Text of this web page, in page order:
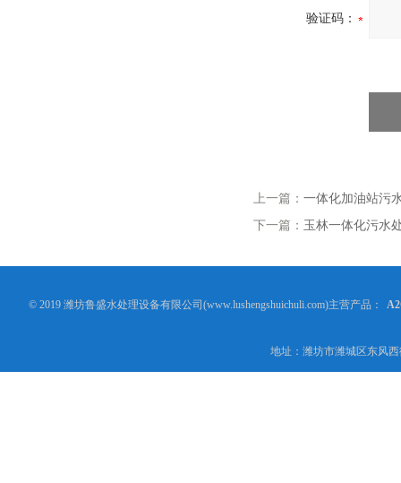
验证码：
上一篇： 一体化加油站污
下一篇： 玉林一体化污水
© 2019 潍坊鲁盛水处理设备有限公司(www.lushengshuichuli.com)主营产品：
地址：潍坊市潍城区东风